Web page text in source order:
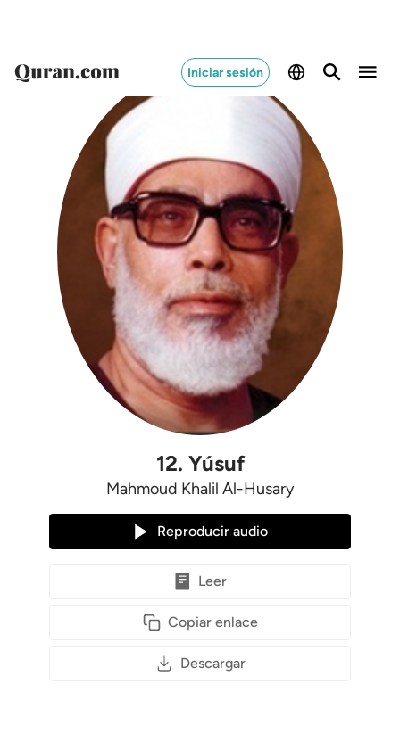
Iniciar sesión
12. Yúsuf
Mahmoud Khalil Al-Husary
Reproducir audio
Leer
Copiar enlace
Descargar